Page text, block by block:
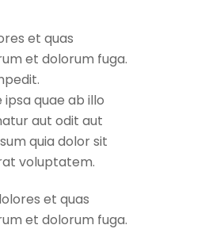
et quas
et dolorum fuga.
quae ab illo
aut odit aut
quia dolor sit
voluptatem.
et quas
et dolorum fuga.